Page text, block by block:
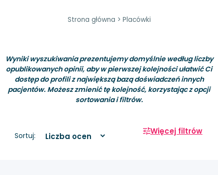
Strona główna > Placówki
Wyniki wyszukiwania prezentujemy domyślnie według liczby
opublikowanych opinii, aby w pierwszej kolejności ułatwić Ci
dostęp do profili z największą bazą doświadczeń innych
pacjentów. Możesz zmienić tę kolejność, korzystając z opcji
sortowania i filtrów.
Sortuj: Więcej filtrów